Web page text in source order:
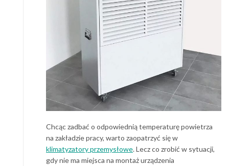
Chcąc zadbać o odpowiednią temperaturę powietrza
na zakładzie pracy, warto zaopatrzyć się w
klimatyzatory przemysłowe. Lecz co zrobić w sytuacji,
gdy nie ma miejsca na montaż urządzenia